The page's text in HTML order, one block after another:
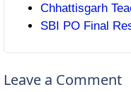
Chhattisgarh
SBI PO Final
Leave a Comment